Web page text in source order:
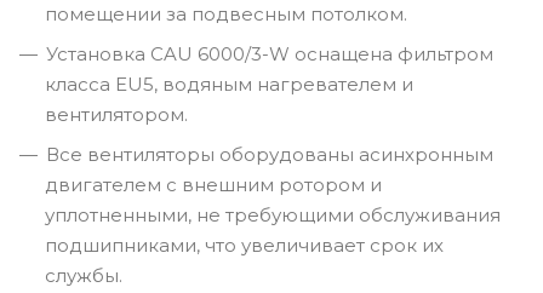
помещении за подвесным потолком.
Установка CAU 6000/3-W оснащена фильтром
класса EU5, водяным нагревателем и
вентилятором.
Все вентиляторы оборудованы асинхронным
двигателем с внешним ротором и
уплотненными, не требующими обслуживания
подшипниками, что увеличивает срок их
службы.